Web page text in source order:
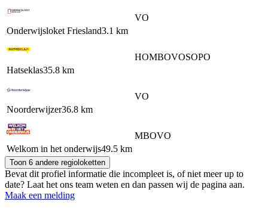
Onderwijsloket Friesland3.1 km
VO
Hatseklas35.8 km
HOMBOVOSOPO
Noorderwijzer36.8 km
VO
Welkom in het onderwijs49.5 km
MBOVO
Toon 6 andere regioloketten
Bevat dit profiel informatie die incompleet is, of niet meer up to
date? Laat het ons team weten en dan passen wij de pagina aan.
Maak een melding